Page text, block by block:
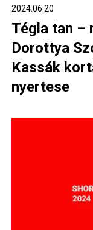
2024.06.20
Tégla tan –
Dorottya
Kassák
nyertese